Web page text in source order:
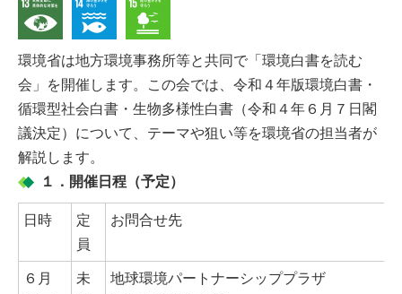
環境省は地方環境事務所等と共同で「環境白書を読む
会」を開催します。この会では、令和４年版環境白書・
循環型社会白書・生物多様性白書（令和４年６月７日閣
議決定）について、テーマや狙い等を環境省の担当者が
解説します。
１．開催日程（予定）
日時
定
員
お問合せ先
６月
未
地球環境パートナーシッププラザ